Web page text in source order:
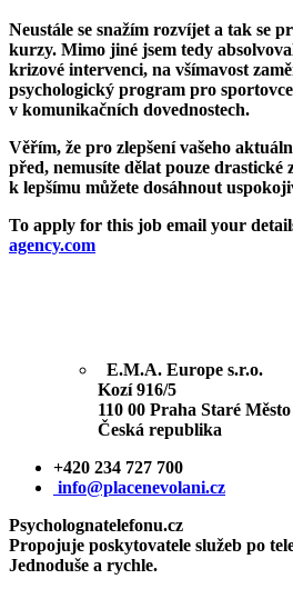
Neustále se snažím rozvíjet a tak se
kurzy. Mimo jiné jsem tedy
krizové intervenci, na všímavost
psychologický program pro
v komunikačních dovednostech.
Věřím, že pro zlepšení vašeho
před, nemusíte dělat pouze
k lepšímu můžete dosáhnout
To apply for this job email your
agency.com
E.M.A. Europe s.r.o.
Kozí 916/5
110 00 Praha Staré Město
Česká republika
+420 234 727 700
info@placenevolani.cz
Psycholognatelefonu.cz
Propojuje poskytovatele služeb po
Jednoduše a rychle.